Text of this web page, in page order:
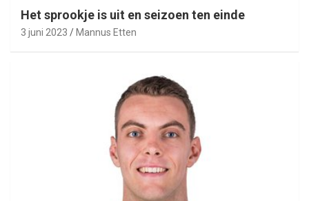
Het sprookje is uit en seizoen ten einde
3 juni 2023 Mannus Etten